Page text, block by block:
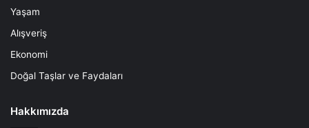
Yaşam
Alışveriş
Ekonomi
Doğal Taşlar ve Faydaları
Hakkımızda